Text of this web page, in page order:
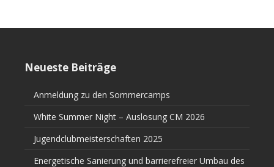
Neueste Beiträge
Anmeldung zu den Sommercamps
White Summer Night – Auslosung CM 2026
Jugendclubmeisterschaften 2025
Energetische Sanierung und barrierefreier Umbau des